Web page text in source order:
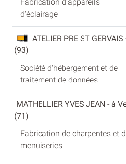
Fabrication d'appareils
d'éclairage
ATELIER PRE ST GERVAIS
(93)
Société d'hébergement et de
traitement de données
MATHELLIER YVES JEAN - à
(71)
Fabrication de charpentes et
menuiseries